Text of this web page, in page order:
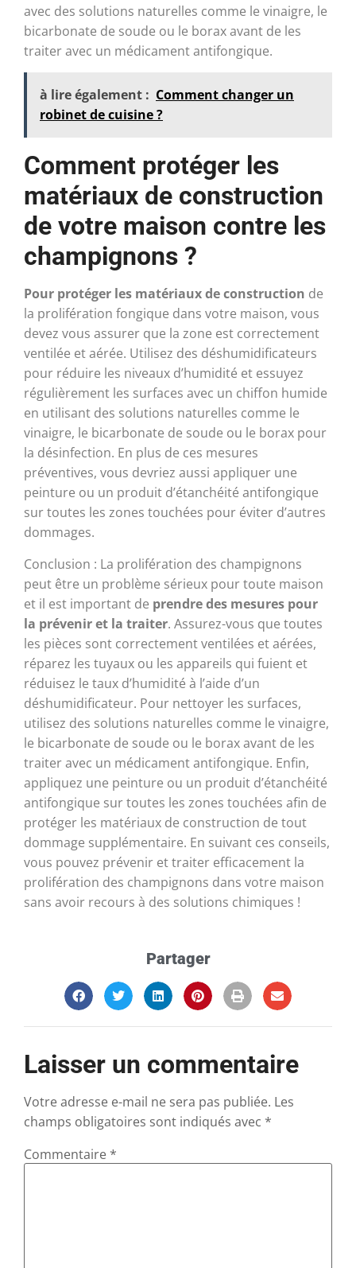
avec des solutions naturelles comme le vinaigre, le
bicarbonate de soude ou le borax avant de les
traiter avec un médicament antifongique.
à lire également : Comment changer un
robinet de cuisine ?
Comment protéger les
matériaux de construction
de votre maison contre les
champignons ?
Pour protéger les matériaux de construction de
la prolifération fongique dans votre maison, vous
devez vous assurer que la zone est correctement
ventilée et aérée. Utilisez des déshumidificateurs
pour réduire les niveaux d’humidité et essuyez
régulièrement les surfaces avec un chiffon humide
en utilisant des solutions naturelles comme le
vinaigre, le bicarbonate de soude ou le borax pour
la désinfection. En plus de ces mesures
préventives, vous devriez aussi appliquer une
peinture ou un produit d’étanchéité antifongique
sur toutes les zones touchées pour éviter d’autres
dommages.
Conclusion : La prolifération des champignons
peut être un problème sérieux pour toute maison
et il est important de prendre des mesures pour
la prévenir et la traiter. Assurez-vous que toutes
les pièces sont correctement ventilées et aérées,
réparez les tuyaux ou les appareils qui fuient et
réduisez le taux d’humidité à l’aide d’un
déshumidificateur. Pour nettoyer les surfaces,
utilisez des solutions naturelles comme le vinaigre,
le bicarbonate de soude ou le borax avant de les
traiter avec un médicament antifongique. Enfin,
appliquez une peinture ou un produit d’étanchéité
antifongique sur toutes les zones touchées afin de
protéger les matériaux de construction de tout
dommage supplémentaire. En suivant ces conseils,
vous pouvez prévenir et traiter efficacement la
prolifération des champignons dans votre maison
sans avoir recours à des solutions chimiques !
Partager
Laisser un commentaire
Votre adresse e-mail ne sera pas publiée. Les
champs obligatoires sont indiqués avec *
Commentaire *